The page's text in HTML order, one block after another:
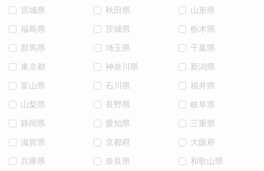
宮城県
秋田県
山形県
福島県
茨城県
栃木県
群馬県
埼玉県
千葉県
東京都
神奈川県
新潟県
富山県
石川県
福井県
山梨県
長野県
岐阜県
静岡県
愛知県
三重県
滋賀県
京都府
大阪府
兵庫県
奈良県
和歌山県